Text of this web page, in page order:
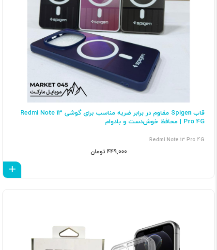
قاب Spigen مقاوم در برابر ضربه مناسب برای گوشی Redmi Note 13
Pro 4G | محافظ خوش‌دست و بادوام
Redmi Note 13 Pro 4G
449,000 تومان